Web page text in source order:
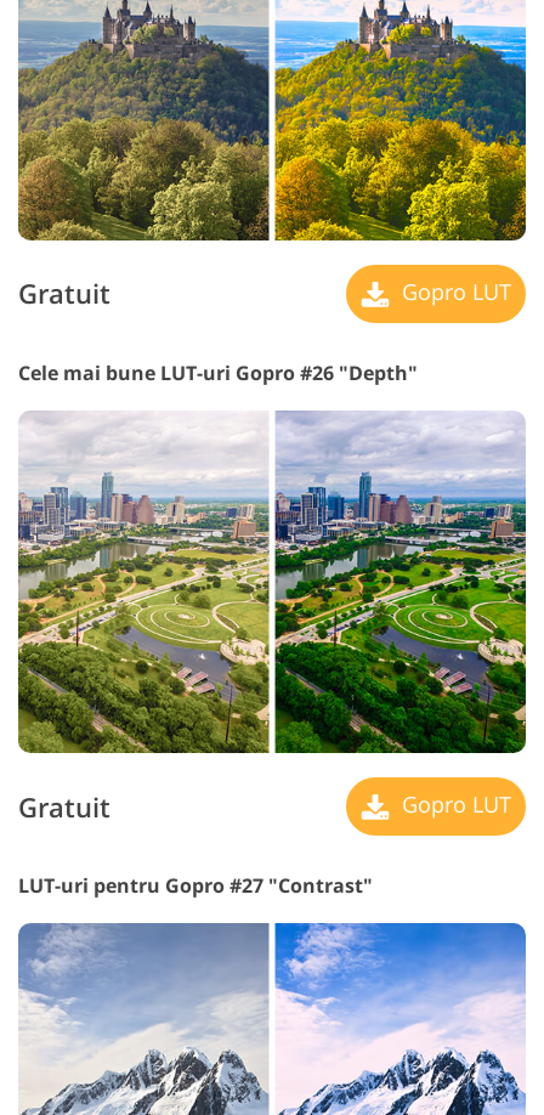
Gratuit Gopro LUT
Cele mai bune LUT-uri Gopro #26 "Depth"
Gratuit Gopro LUT
LUT-uri pentru Gopro #27 "Contrast"